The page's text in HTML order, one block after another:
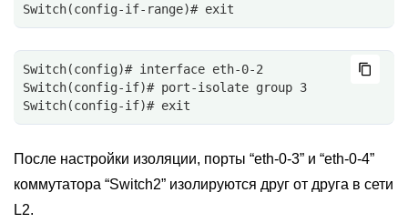
Switch(config-if-range)# exit
Switch(config)# interface eth-0-2
Switch(config-if)# port-isolate group 3
Switch(config-if)# exit
После настройки изоляции, порты “eth-0-3” и “eth-0-4”
коммутатора “Switch2” изолируются друг от друга в сети
L2.